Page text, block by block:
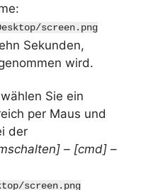
screen.png
Sekunden,
wird.
Sie ein
per Maus und
der
– [cmd] –
screen.png